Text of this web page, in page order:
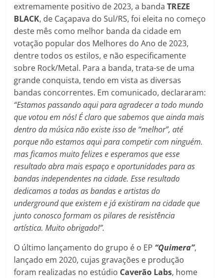
extremamente positivo de 2023, a bandaTREZE
BLACK, de Caçapava do Sul/RS, foi eleita no começo
deste mês como melhor banda da cidade em
votação popular dos Melhores do Ano de 2023,
dentre todos os estilos, e não especificamente
sobre Rock/Metal. Para a banda, trata-se de uma
grande conquista, tendo em vista as diversas
bandas concorrentes. Em comunicado, declararam:
“Estamos passando aqui para agradecer a todo mundo
que votou em nós! É claro que sabemos que ainda mais
dentro da música não existe isso de “melhor”, até
porque não estamos aqui para competir com ninguém.
mas ficamos muito felizes e esperamos que esse
resultado abra mais espaço e oportunidades para as
bandas independentes na cidade. Esse resultado
dedicamos a todas as bandas e artistas do
underground que existem e já existiram na cidade que
junto conosco formam os pilares de resistência
artística. Muito obrigado!”.
O último lançamento do grupo é o EP “Quimera”,
lançado em 2020, cujas gravações e produção
foram realizadas no estúdio Caverão Labs, home